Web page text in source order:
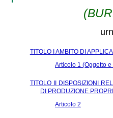
TITOLO I AMBITO DI
Articolo 1 (Oggetto
TITOLO II DISPOSIZIONI
DI PRODUZIONE
Articolo 2